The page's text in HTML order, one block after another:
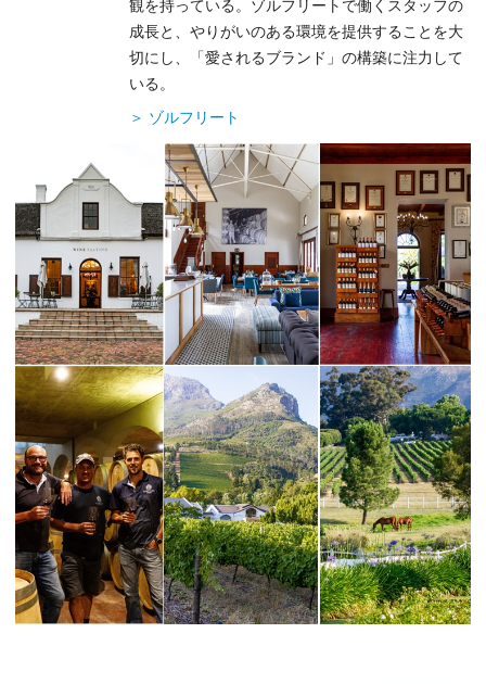
観を持っている。ゾルフリートで働くスタッフの
成長と、やりがいのある環境を提供することを大
切にし、「愛されるブランド」の構築に注力して
いる。
＞ ゾルフリート